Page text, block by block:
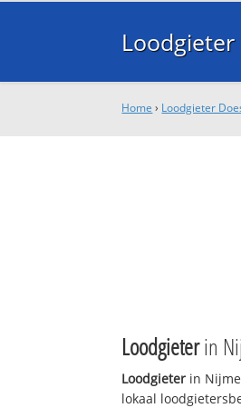
Home › Loodgieter
Loodgieterin
Loodgieter in
lokaal